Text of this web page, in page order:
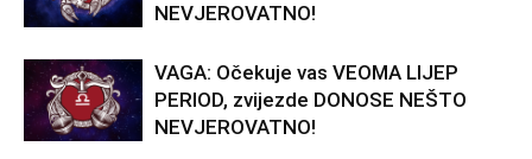
NEVJEROVATNO!
VAGA: Očekuje vas VEOMA LIJEP
PERIOD, zvijezde DONOSE NEŠTO
NEVJEROVATNO!